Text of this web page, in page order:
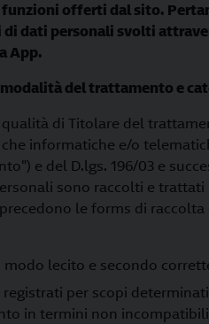
offerti dal sito.
dati personali svolti
App.
modalità del trattamento e
qualità di Titolare del
informatiche e/o
e del D.lgs. 196/03 e
sono raccolti e
le forms di
lecito e secondo
registrati per scopi
in termini non